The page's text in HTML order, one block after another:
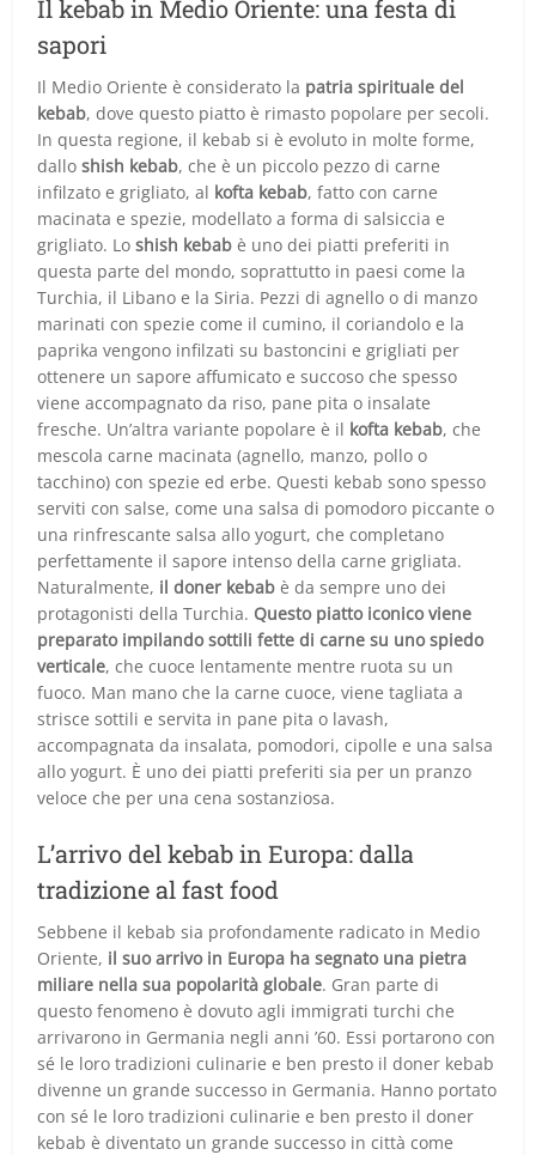
Il kebab in Medio Oriente: una festa di
sapori
Il Medio Oriente è considerato la patria spirituale del
kebab, dove questo piatto è rimasto popolare per secoli.
In questa regione, il kebab si è evoluto in molte forme,
dalloshish kebab, che è un piccolo pezzo di carne
infilzato e grigliato, al kofta kebab, fatto con carne
macinata e spezie, modellato a forma di salsiccia e
grigliato. Loshish kebab è uno dei piatti preferiti in
questa parte del mondo, soprattutto in paesi come la
Turchia, il Libano e la Siria. Pezzi di agnello o di manzo
marinati con spezie come il cumino, il coriandolo e la
paprika vengono infilzati su bastoncini e grigliati per
ottenere un sapore affumicato e succoso che spesso
viene accompagnato da riso, pane pita o insalate
fresche. Un’altra variante popolare è il kofta kebab, che
mescola carne macinata (agnello, manzo, pollo o
tacchino) con spezie ed erbe. Questi kebab sono spesso
serviti con salse, come una salsa di pomodoro piccante o
una rinfrescante salsa allo yogurt, che completano
perfettamente il sapore intenso della carne grigliata.
Naturalmente, il doner kebab è da sempre uno dei
protagonisti della Turchia. Questo piatto iconico viene
preparato impilando sottili fette di carne su uno spiedo
verticale, che cuoce lentamente mentre ruota su un
fuoco. Man mano che la carne cuoce, viene tagliata a
strisce sottili e servita in pane pita o lavash,
accompagnata da insalata, pomodori, cipolle e una salsa
allo yogurt. È uno dei piatti preferiti sia per un pranzo
veloce che per una cena sostanziosa.
L’arrivo del kebab in Europa: dalla
tradizione al fast food
Sebbene il kebab sia profondamente radicato in Medio
Oriente, il suo arrivo in Europa ha segnato una pietra
miliare nella sua popolarità globale. Gran parte di
questo fenomeno è dovuto agli immigrati turchi che
arrivarono in Germania negli anni ’60. Essi portarono con
sé le loro tradizioni culinarie e ben presto il doner kebab
divenne un grande successo in Germania. Hanno portato
con sé le loro tradizioni culinarie e ben presto il doner
kebab è diventato un grande successo in città come